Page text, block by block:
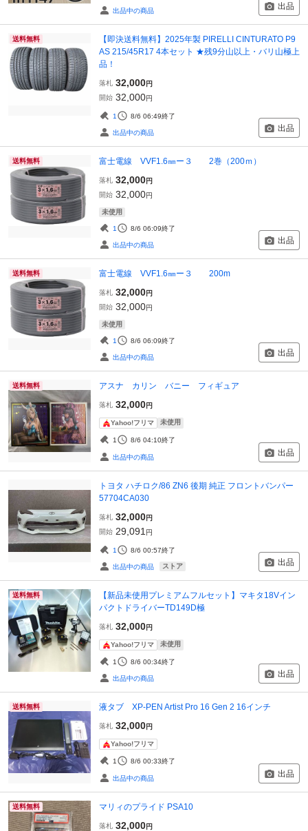
出品中の商品 出品
送料無料
【即決送料無料】2025年製 PIRELLI CINTURATO P9
AS 215/45R17 4本セット ★残9分山以上・バリ山極上
品！
落札 32,000円
開始 32,000円
1 8/6 06:49終了
出品中の商品 出品
送料無料 富士電線 VVF1.6㎜ー３ 2巻（200ｍ）
落札 32,000円
開始 32,000円
未使用
1 8/6 06:09終了
出品中の商品 出品
送料無料 富士電線 VVF1.6㎜ー３ 200m
落札 32,000円
開始 32,000円
未使用
1 8/6 06:09終了
出品中の商品 出品
送料無料 アスナ カリン バニー フィギュア
落札 32,000円
Yahoo!フリマ 未使用
1 8/6 04:10終了
出品中の商品 出品
トヨタ ハチロク/86 ZN6 後期 純正 フロントバンパー
57704CA030
落札 32,000円
開始 29,091 円
1 8/6 00:57終了
出品中の商品 ストア 出品
送料無料
【新品未使用プレミアムフルセット】マキタ18Vイン
パクトドライバーTD149D極
落札 32,000円
Yahoo!フリマ 未使用
1 8/6 00:34終了
出品中の商品 出品
送料無料 液タブ XP-PEN Artist Pro 16 Gen 2 16インチ
落札 32,000円
Yahoo!フリマ
1 8/6 00:33終了
出品中の商品 出品
送料無料 マリィのプライド PSA10
落札 32,000円